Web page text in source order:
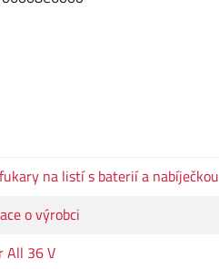
na listí s baterií a nabíječkou
o výrobci
All 36 V